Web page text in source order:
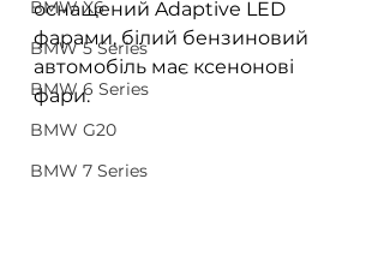
BMW X6
BMW 5 Series
BMW 6 Series
BMW G20
BMW 7 Series
оснащений Adaptive LED
фарами, білий бензиновий
автомобіль має ксенонові
фари.